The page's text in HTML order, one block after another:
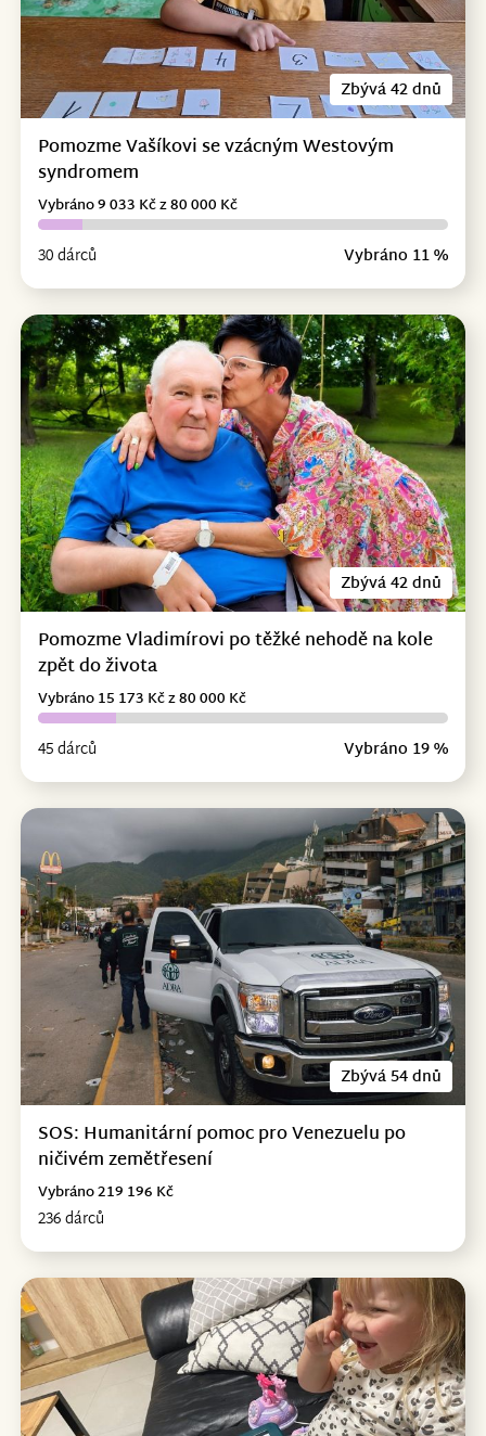
Zbývá 42 dnů
Pomozme Vašíkovi se vzácným Westovým
syndromem
30 dárců Vybráno 11 %
Vybráno 9 033 Kč z 80 000 Kč
Zbývá 42 dnů
Pomozme Vladimírovi po těžké nehodě na kole
zpět do života
45 dárců Vybráno 19 %
Vybráno 15 173 Kč z 80 000 Kč
Zbývá 54 dnů
SOS: Humanitární pomoc pro Venezuelu po
ničivém zemětřesení
236 dárců
Vybráno 219 196 Kč